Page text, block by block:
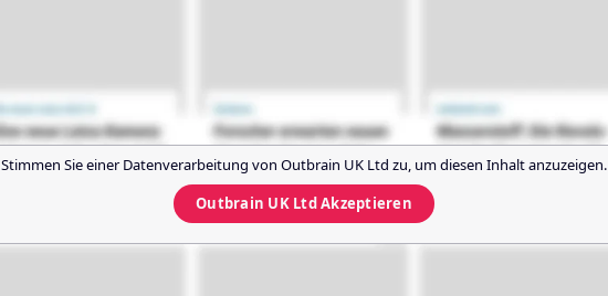
Stimmen Sie einer Datenverarbeitung von Outbrain UK Ltd zu, um diesen Inhalt anzuzeigen.
Outbrain UK Ltd Akzeptieren